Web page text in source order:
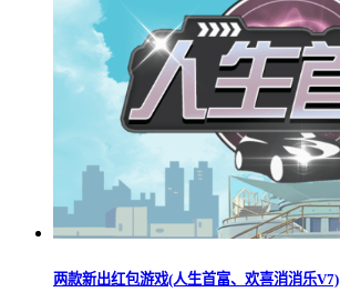
两款新出红包游戏(人生首富、欢喜消消乐V7)